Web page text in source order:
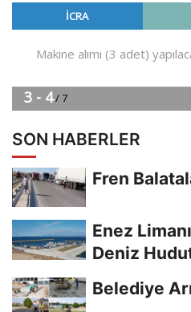
SON HABERLER
Fren
Enez
Deniz
Belediye